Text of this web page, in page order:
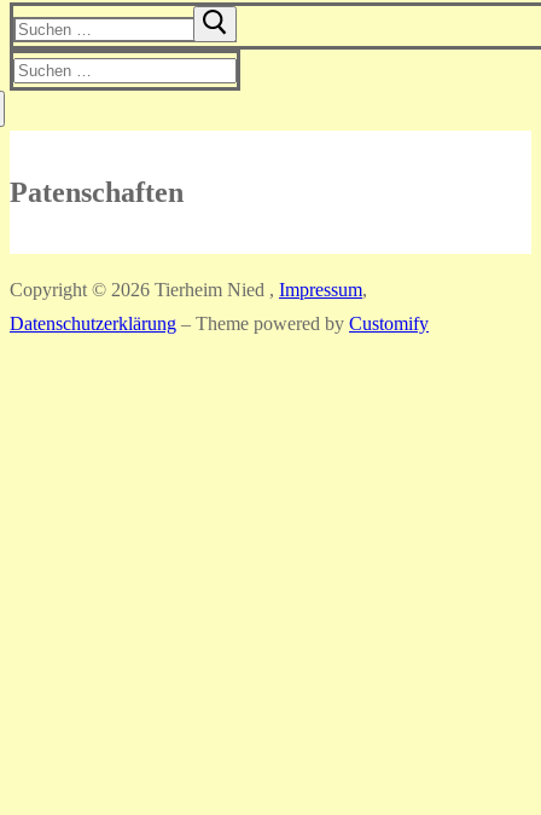
Suchen
nach:
Suchen
Patenschaften
Copyright © 2026 Tierheim Nied , Impressum,
Datenschutzerklärung – Theme powered by Customify